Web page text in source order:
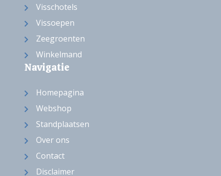
Visschotels
Vissoepen
Zeegroenten
Winkelmand
Navigatie
Homepagina
Webshop
Standplaatsen
Over ons
Contact
Disclaimer